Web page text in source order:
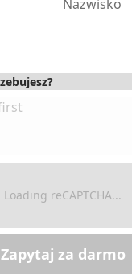
Loading reCAPTCHA...
Zapytaj za darmo